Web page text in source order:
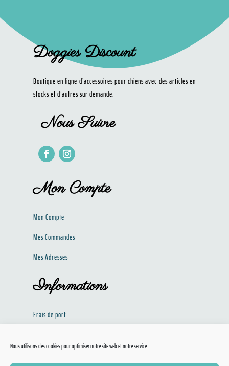
Nous utilisons des cookies pour optimiser notre site web et notre service.
Doggies Discount
Boutique en ligne d’accessoires pour chiens avec des articles en
stocks et d’autres sur demande.
Nous Suivre
Mon Compte
Mon Compte
Mes Commandes
Mes Adresses
Informations
Frais de port